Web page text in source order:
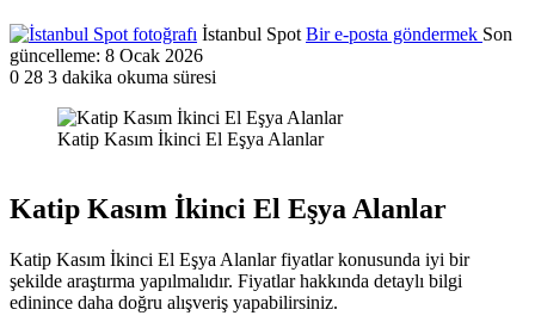
İstanbul Spot Bir e-posta göndermek Son
güncelleme: 8 Ocak 2026
0 28 3 dakika okuma süresi
Katip Kasım İkinci El Eşya Alanlar
Katip Kasım İkinci El Eşya Alanlar
Katip Kasım İkinci El Eşya Alanlar fiyatlar konusunda iyi bir
şekilde araştırma yapılmalıdır. Fiyatlar hakkında detaylı bilgi
edinince daha doğru alışveriş yapabilirsiniz.